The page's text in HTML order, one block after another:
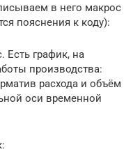
в него макрос
пояснения к коду):
Есть график, на
производства:
расхода и объём
оси временной